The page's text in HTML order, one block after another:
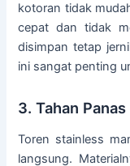
kotoran tidak
cepat dan tidak
disimpan tetap
ini sangat penting
3. Tahan
Toren stainless
langsung.